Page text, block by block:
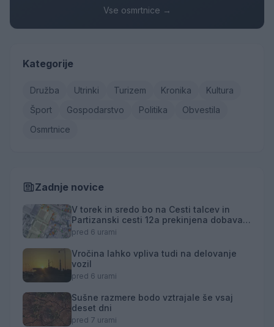
Vse osmrtnice →
Kategorije
Družba Utrinki Turizem Kronika
Kultura
Šport
Gospodarstvo Politika
Obvestila
Osmrtnice
Zadnje novice
V torek in sredo bo na Cesti talcev in
Partizanski cesti 12a prekinjena dobava
toplotne energije
pred 6 urami
Vročina lahko vpliva tudi na delovanje
vozil
pred 6 urami
Sušne razmere bodo vztrajale še vsaj
deset dni
pred 7 urami